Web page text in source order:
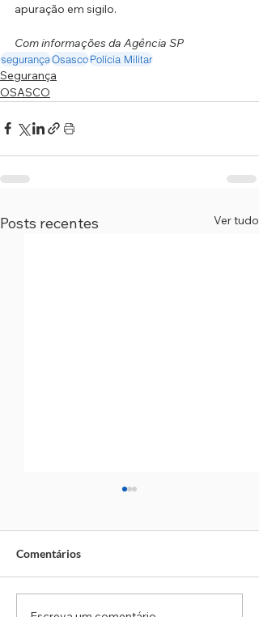
apuração em sigilo.
Com informações da Agência SP
segurançaOsascoPolícia Militar
Segurança
OSASCO
Posts recentes Ver tudo
Comentários